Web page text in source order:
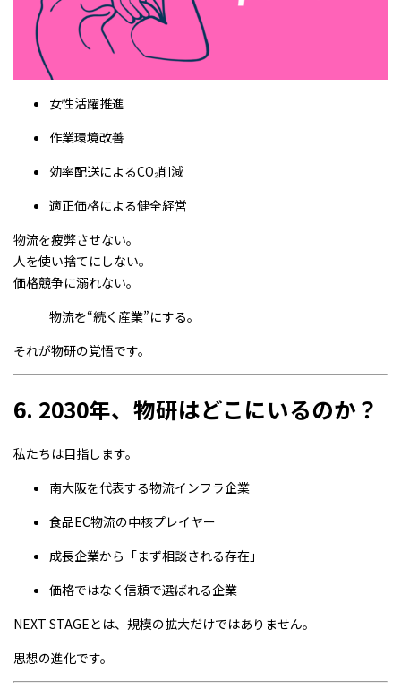
女性活躍推進
作業環境改善
効率配送によるCO₂削減
適正価格による健全経営
物流を疲弊させない。
人を使い捨てにしない。
価格競争に溺れない。
物流を“続く産業”にする。
それが物研の覚悟です。
6. 2030年、物研はどこにいるのか？
私たちは目指します。
南大阪を代表する物流インフラ企業
食品EC物流の中核プレイヤー
成長企業から「まず相談される存在」
価格ではなく信頼で選ばれる企業
NEXT STAGEとは、規模の拡大だけではありません。
思想の進化です。